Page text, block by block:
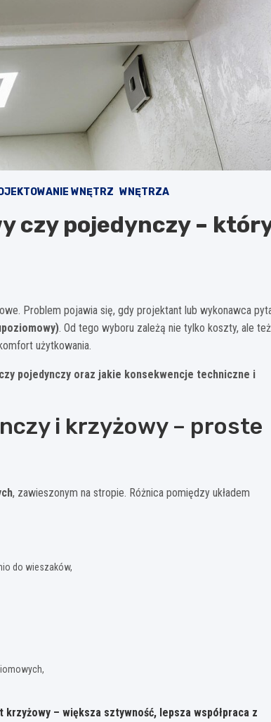
WNĘTRZ WNĘTRZA
czy pojedynczy –
Problem pojawia się, gdy projektant lub wykonawca
. Od tego wyboru zależą nie tylko koszty, ale też
użytkowania.
pojedynczy oraz jakie konsekwencje techniczne i
i krzyżowy – proste
, zawieszonym na stropie. Różnica pomiędzy układem
do wieszaków,
krzyżowy – większa sztywność, lepsza współpraca z